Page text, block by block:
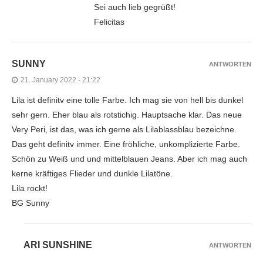
Sei auch lieb gegrüßt!
Felicitas
SUNNY
21. January 2022 - 21:22
Lila ist definitv eine tolle Farbe. Ich mag sie von hell bis dunkel
sehr gern. Eher blau als rotstichig. Hauptsache klar. Das neue
Very Peri, ist das, was ich gerne als Lilablassblau bezeichne.
Das geht definitv immer. Eine fröhliche, unkomplizierte Farbe.
Schön zu Weiß und und mittelblauen Jeans. Aber ich mag auch
kerne kräftiges Flieder und dunkle Lilatöne.
Lila rockt!
BG Sunny
ANTWORTEN
ARI SUNSHINE ANTWORTEN